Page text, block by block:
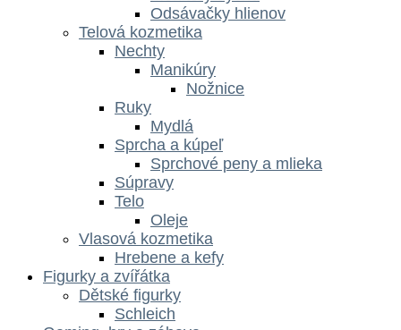
Odsávačky hlienov
Telová kozmetika
Nechty
Manikúry
Nožnice
Ruky
Mydlá
Sprcha a kúpeľ
Sprchové peny a mlieka
Súpravy
Telo
Oleje
Vlasová kozmetika
Hrebene a kefy
Figurky a zvířátka
Dětské figurky
Schleich